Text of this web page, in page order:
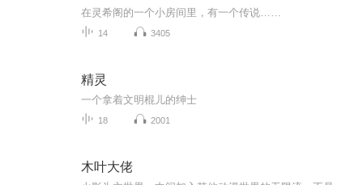
在灵希阁的一个小房间里，有一个传说……
14 3405
精灵
一个拿着文明棍儿的绅士
18 2001
木叶大佬